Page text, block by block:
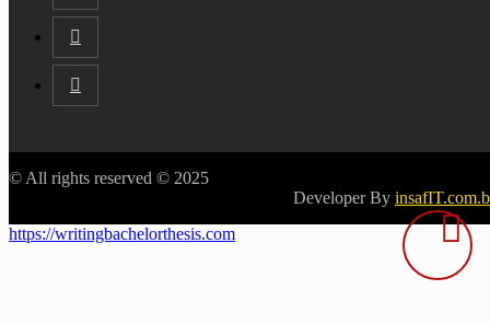
© All rights reserved © 2025
Developer By
https://writingbachelorthesis.com